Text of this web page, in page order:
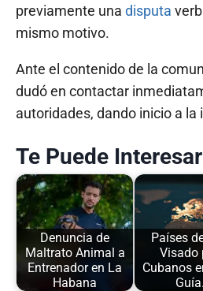
previamente una disputa
mismo motivo.
Ante el contenido de la
dudó en contactar
autoridades, dando inicio a la
Te Puede
Denuncia de
Maltrato Animal a
Entrenador en La
Habana
Países
Visado
Cubanos